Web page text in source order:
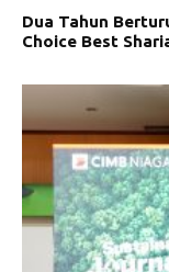
Dua Tahun
Choice Best